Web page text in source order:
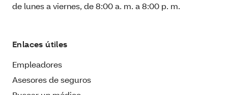
de lunes a viernes, de 8:00 a. m. a 8:00 p. m.
Enlaces útiles
Empleadores
Asesores de seguros